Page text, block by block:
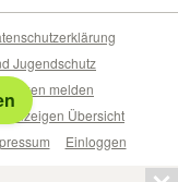
Jugendschutz
melden
Anzeigen Übersicht
Einloggen